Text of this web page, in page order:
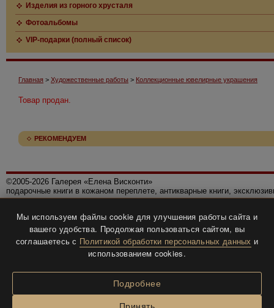
Изделия из горного хрусталя
Фотоальбомы
VIP-подарки (полный список)
Главная > Художественные работы > Коллекционные ювелирные украшения
Товар продан.
РЕКОМЕНДУЕМ
©2005-2026 Галерея «Елена Висконти»
подарочные книги в кожаном переплете, антикварные книги,
Политика конфиденциальности
Все права защищены.
Разработка и дизайнBTV-info.
Мы используем файлы cookie для улучшения работы сайта и
вашего удобства. Продолжая пользоваться сайтом, вы
соглашаетесь с Политикой обработки персональных данных и
использованием cookies.
Подробнее